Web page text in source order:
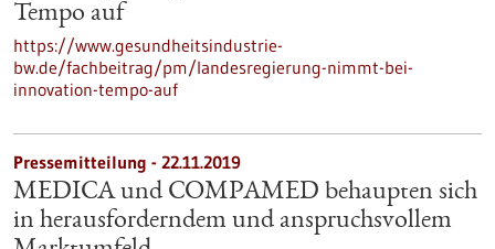
Tempo auf
https://www.gesundheitsindustrie-
bw.de/fachbeitrag/pm/landesregierung-nimmt-bei-
innovation-tempo-auf
Pressemitteilung - 22.11.2019
MEDICA und COMPAMED behaupten sich
in herausforderndem und anspruchsvollem